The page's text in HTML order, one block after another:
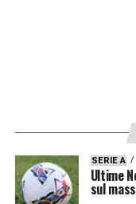
SERIE A
Ultime
sul